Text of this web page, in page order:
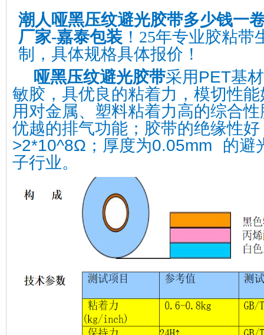
潮人哑黑压纹避光胶带多少钱一
厂家-嘉泰包装 ！25年专业胶粘
制，具体规格具体报价！
哑黑压纹避光胶带采用PET基
敏胶，具优良的粘着力，模切性
用对金属、塑料粘着力高的综合
优越的排气功能；胶带的绝缘性
>2*10^8Ω；厚度为0.05mm 的避
子行业。